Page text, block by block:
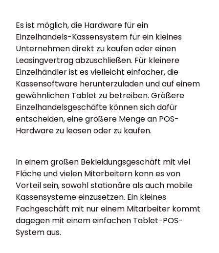
Es ist möglich, die Hardware für ein
Einzelhandels-Kassensystem für ein kleines
Unternehmen direkt zu kaufen oder einen
Leasingvertrag abzuschließen. Für kleinere
Einzelhändler ist es vielleicht einfacher, die
Kassensoftware herunterzuladen und auf einem
gewöhnlichen Tablet zu betreiben. Größere
Einzelhandelsgeschäfte können sich dafür
entscheiden, eine größere Menge an POS-
Hardware zu leasen oder zu kaufen.
In einem großen Bekleidungsgeschäft mit viel
Fläche und vielen Mitarbeitern kann es von
Vorteil sein, sowohl stationäre als auch mobile
Kassensysteme einzusetzen. Ein kleines
Fachgeschäft mit nur einem Mitarbeiter kommt
dagegen mit einem einfachen Tablet-POS-
System aus.